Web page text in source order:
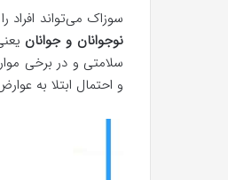
سوزاک می‌تواند افراد
نوجوانان و جوانان
سلامتی و در برخی
و احتمال ابتلا به